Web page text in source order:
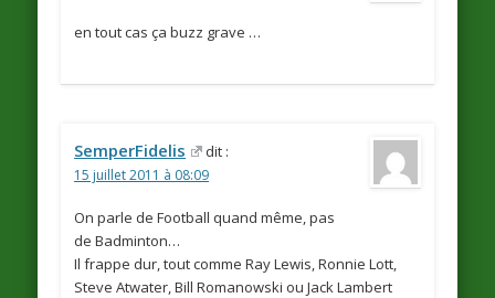
en tout cas ça buzz grave …
SemperFidelis dit :
15 juillet 2011 à 08:09
On parle de Football quand même, pas
de Badminton…
Il frappe dur, tout comme Ray Lewis, Ronnie Lott,
Steve Atwater, Bill Romanowski ou Jack Lambert